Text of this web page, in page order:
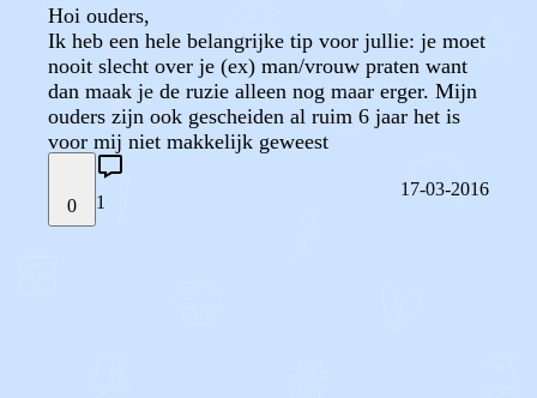
Hoi ouders,
Ik heb een hele belangrijke tip voor jullie: je moet
nooit slecht over je (ex) man/vrouw praten want
dan maak je de ruzie alleen nog maar erger. Mijn
ouders zijn ook gescheiden al ruim 6 jaar het is
voor mij niet makkelijk geweest
0 1
17-03-2016